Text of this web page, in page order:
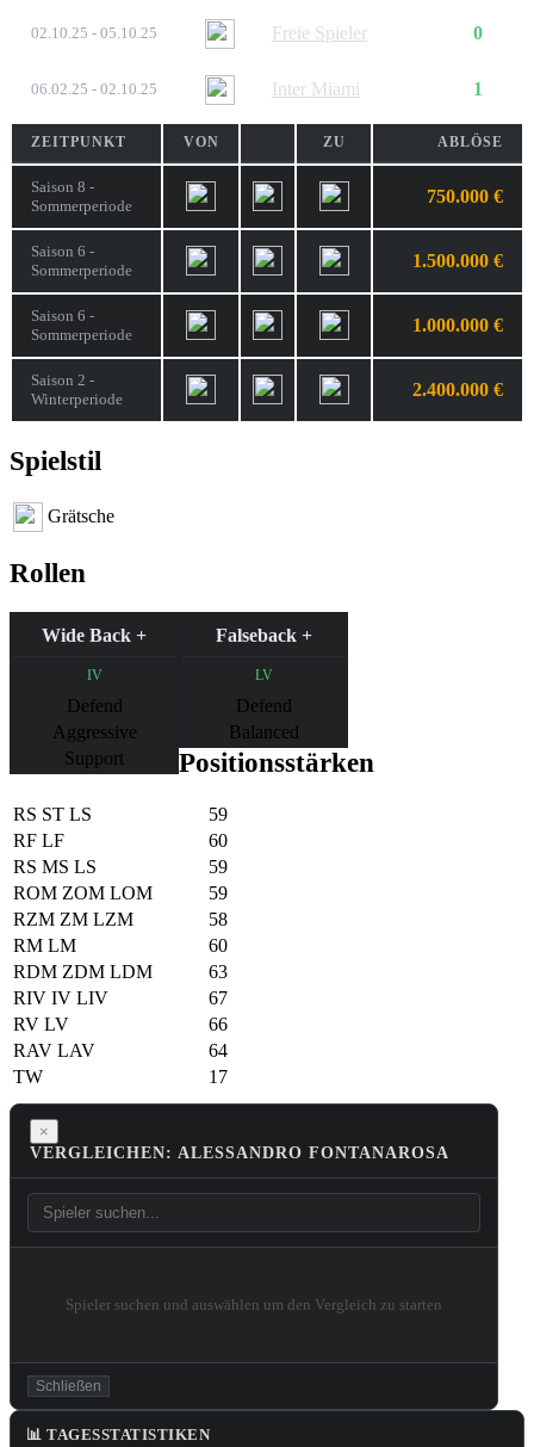
02.10.25 - 05.10.25 Freie Spieler 0
06.02.25 - 02.10.25 Inter Miami 1
ZEITPUNKT VON ZU ABLÖSE
Saison 8 -
Sommerperiode
750.000 €
Saison 6 -
Sommerperiode
1.500.000 €
Saison 6 -
Sommerperiode
1.000.000 €
Saison 2 -
Winterperiode
2.400.000 €
Spielstil
Grätsche
Rollen
Wide Back +
IV
Defend
Aggressive
Support
Falseback +
LV
Defend
Balanced
Positionsstärken
RS ST LS
59
RF LF
60
RS MS LS
59
ROM ZOM LOM
59
RZM ZM LZM
58
RM LM
60
RDM ZDM LDM
63
RIV IV LIV
67
RV LV
66
RAV LAV
64
TW
17
×
VERGLEICHEN: ALESSANDRO FONTANAROSA
Spieler suchen und auswählen um den Vergleich zu starten
Schließen
📊 TAGESSTATISTIKEN